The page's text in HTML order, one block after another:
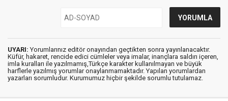
UYARI: Yorumlarınız editör onayından geçtikten sonra yayınlanacaktır.
Küfür, hakaret, rencide edici cümleler veya imalar, inançlara saldırı içeren,
imla kuralları ile yazılmamış,Türkçe karakter kullanılmayan ve büyük
harflerle yazılmış yorumlar onaylanmamaktadır. Yapılan yorumlardan
yazarları sorumludur. Kurumumuz hiçbir şekilde sorumlu tutulamaz.